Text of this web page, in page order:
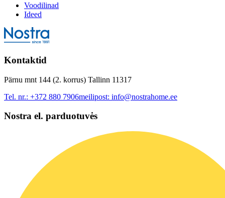
Voodilinad
Ideed
Kontaktid
Pärnu mnt 144 (2. korrus) Tallinn 11317
Tel. nr.: +372 880 7906meilipost: info@nostrahome.ee
Nostra el. parduotuvės